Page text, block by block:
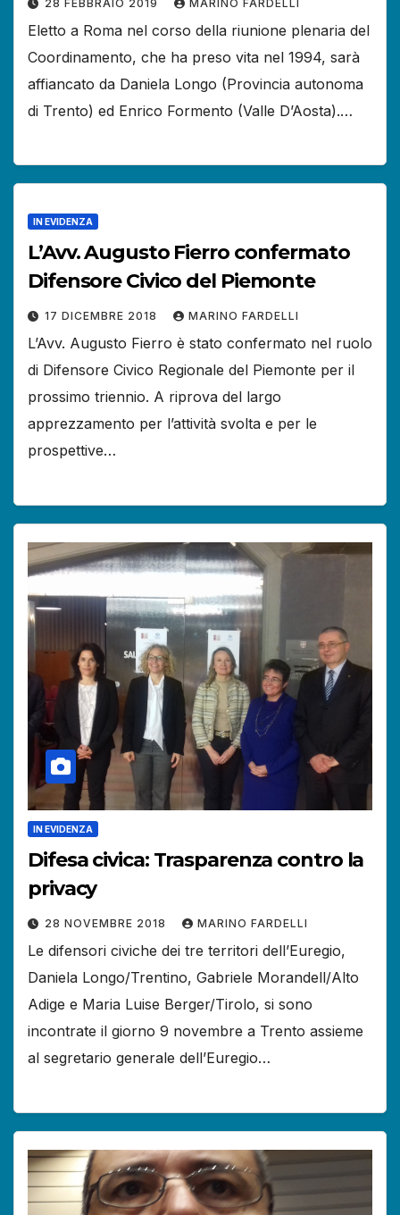
28 FEBBRAIO 2019 MARINO FARDELLI
Eletto a Roma nel corso della riunione plenaria del
Coordinamento, che ha preso vita nel 1994, sarà
affiancato da Daniela Longo (Provincia autonoma
di Trento) ed Enrico Formento (Valle D’Aosta).…
IN EVIDENZA
L’Avv. Augusto Fierro confermato
Difensore Civico del Piemonte
17 DICEMBRE 2018 MARINO FARDELLI
L’Avv. Augusto Fierro è stato confermato nel ruolo
di Difensore Civico Regionale del Piemonte per il
prossimo triennio. A riprova del largo
apprezzamento per l’attività svolta e per le
prospettive…
IN EVIDENZA
Difesa civica: Trasparenza contro la
privacy
28 NOVEMBRE 2018 MARINO FARDELLI
Le difensori civiche dei tre territori dell’Euregio,
Daniela Longo/Trentino, Gabriele Morandell/Alto
Adige e Maria Luise Berger/Tirolo, si sono
incontrate il giorno 9 novembre a Trento assieme
al segretario generale dell’Euregio…